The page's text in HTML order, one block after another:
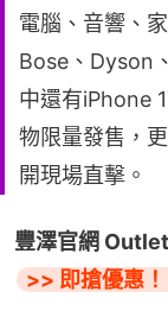
電腦、音響、
Bose、Dyson
中還有iPhone
物限量發售，
開現場直擊。
豐澤官網
>> 即搶優惠